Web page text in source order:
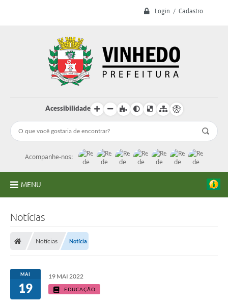
Login / Cadastro
Acessibilidade
Acompanhe-nos:
MENU
Licitações
Transparência
Notícias
Notícias Notícia
MAI
19
19 MAI 2022
EDUCAÇÃO